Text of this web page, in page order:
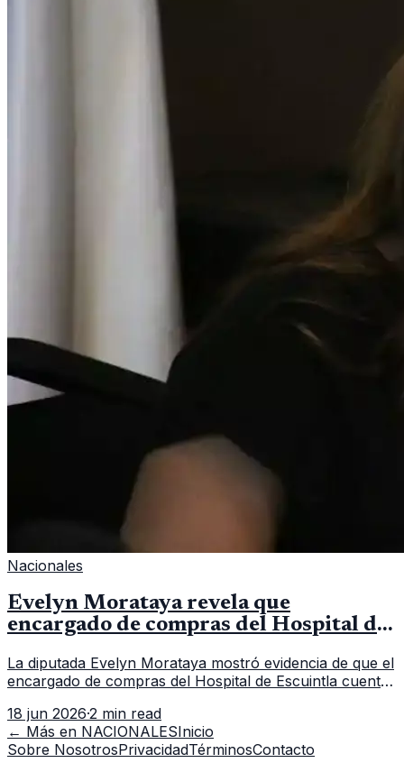
Nacionales
Evelyn Morataya revela que
encargado de compras del Hospital de
La diputada Evelyn Morataya mostró evidencia de que el
encargado de compras del Hospital de Escuintla cuenta
capacitación en la capital.
18 jun 2026·2 min read
← Más en NACIONALESInicio
Sobre NosotrosPrivacidadTérminosContacto